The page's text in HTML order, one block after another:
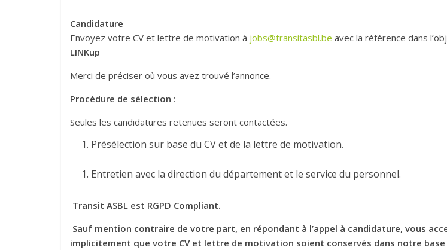
Candidature
Envoyez votre CV et lettre de motivation à jobs@transitasbl.be avec la référence dans
LINKup
Merci de préciser où vous avez trouvé l’annonce.
Procédure de sélection :
Seules les candidatures retenues seront contactées.
Présélection sur base du CV et de la lettre de motivation.
Entretien avec la direction du département et le service du personnel.
Transit ASBL est RGPD Compliant.
Sauf mention contraire de votre part, en répondant à l’appel à candidature, vous
implicitement que votre CV et lettre de motivation soient conservés dans notre base